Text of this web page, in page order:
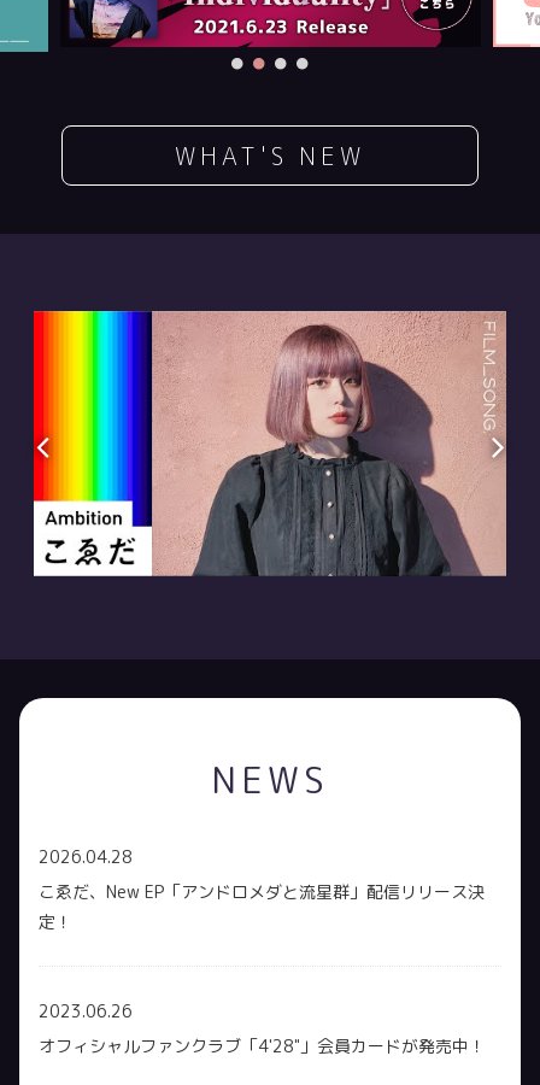
WHAT'S NEW
NEWS
2026.04.28
こゑだ、New EP「アンドロメダと流星群」配信リリース決
定！
2023.06.26
オフィシャルファンクラブ「4'28"」会員カードが発売中！